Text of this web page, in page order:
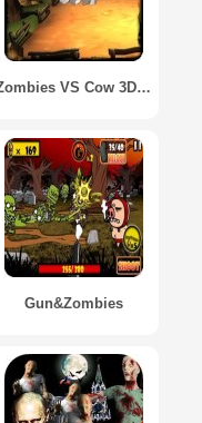
Zombies VS Cow 3D / Зомби против коровы 3D
Gun&Zombies